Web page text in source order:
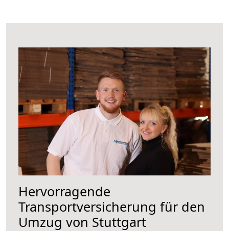
Hervorragende
Transportversicherung für den
Umzug von Stuttgart